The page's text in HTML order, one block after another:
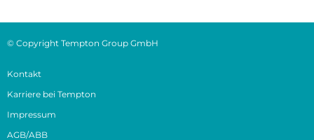
© Copyright Tempton Group GmbH
Kontakt
Karriere bei Tempton
Impressum
AGB/ABB